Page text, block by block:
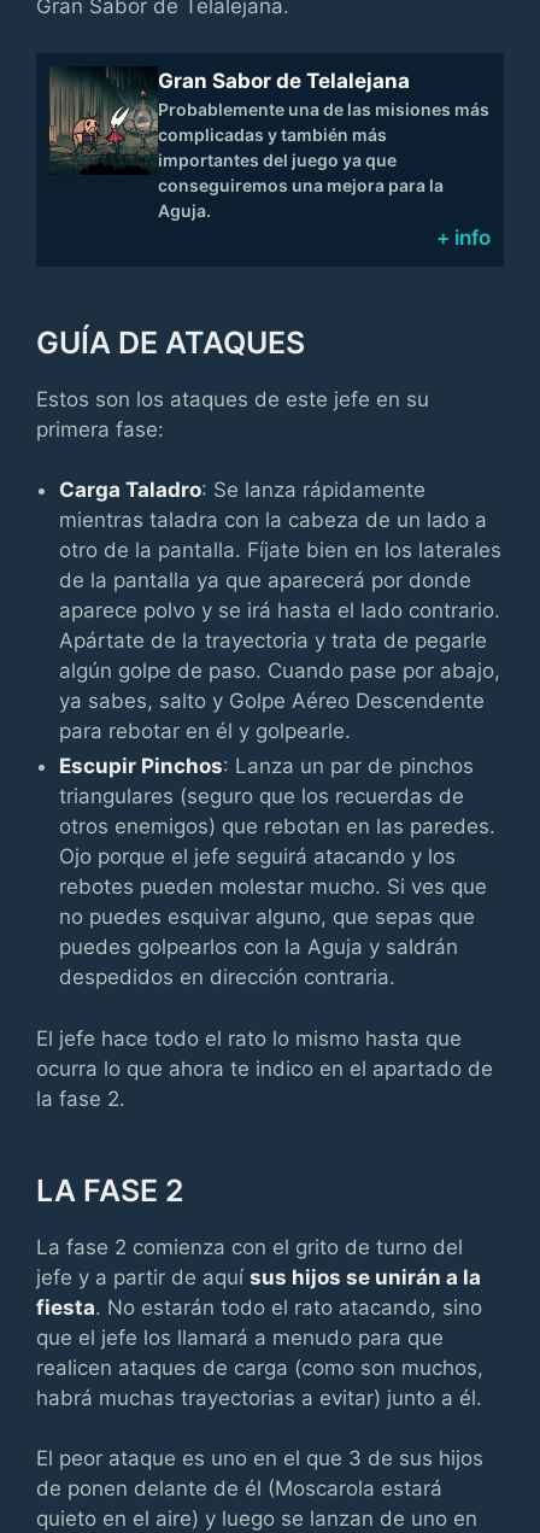
Gran Sabor de Telalejana.
Gran Sabor de Telalejana
Probablemente una de las misiones más
complicadas y también más
importantes del juego ya que
conseguiremos una mejora para la
Aguja.
+ info
GUÍA DE ATAQUES
Estos son los ataques de este jefe en su
primera fase:
Carga Taladro: Se lanza rápidamente
mientras taladra con la cabeza de un lado a
otro de la pantalla. Fíjate bien en los laterales
de la pantalla ya que aparecerá por donde
aparece polvo y se irá hasta el lado contrario.
Apártate de la trayectoria y trata de pegarle
algún golpe de paso. Cuando pase por abajo,
ya sabes, salto y Golpe Aéreo Descendente
para rebotar en él y golpearle.
Escupir Pinchos: Lanza un par de pinchos
triangulares (seguro que los recuerdas de
otros enemigos) que rebotan en las paredes.
Ojo porque el jefe seguirá atacando y los
rebotes pueden molestar mucho. Si ves que
no puedes esquivar alguno, que sepas que
puedes golpearlos con la Aguja y saldrán
despedidos en dirección contraria.
El jefe hace todo el rato lo mismo hasta que
ocurra lo que ahora te indico en el apartado de
la fase 2.
LA FASE 2
La fase 2 comienza con el grito de turno del
jefe y a partir de aquí sus hijos se unirán a la
fiesta. No estarán todo el rato atacando, sino
que el jefe los llamará a menudo para que
realicen ataques de carga (como son muchos,
habrá muchas trayectorias a evitar) junto a él.
El peor ataque es uno en el que 3 de sus hijos
de ponen delante de él (Moscarola estará
quieto en el aire) y luego se lanzan de uno en